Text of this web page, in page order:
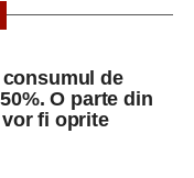
News
intensitatea
în contextul
de
O parte din
fi oprite